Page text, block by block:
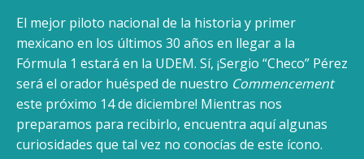
El mejor piloto nacional de la historia y primer
mexicano en los últimos 30 años en llegar a la
Fórmula 1 estará en la UDEM. Sí, ¡Sergio “Checo” Pérez
será el orador huésped de nuestro Commencement
este próximo 14 de diciembre! Mientras nos
preparamos para recibirlo, encuentra aquí algunas
curiosidades que tal vez no conocías de este ícono.